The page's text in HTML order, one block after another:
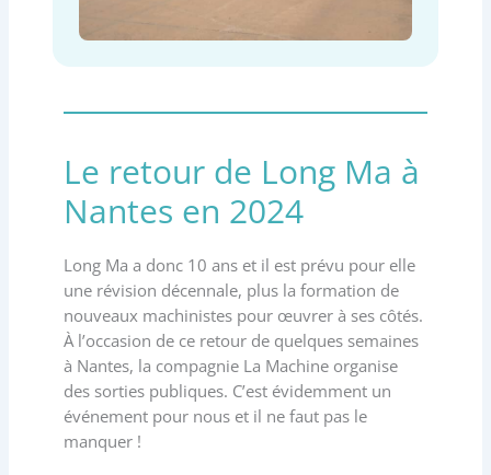
Le retour de Long Ma à
Nantes en 2024
Long Ma a donc 10 ans et il est prévu pour elle
une révision décennale, plus la formation de
nouveaux machinistes pour œuvrer à ses côtés.
À l’occasion de ce retour de quelques semaines
à Nantes, la compagnie La Machine organise
des sorties publiques. C’est évidemment un
événement pour nous et il ne faut pas le
manquer !